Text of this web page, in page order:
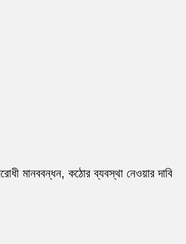
মানববন্ধন, কঠোর ব্যবস্থা নেওয়ার দাবি